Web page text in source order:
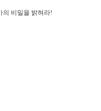
의 비밀을 밝혀라!